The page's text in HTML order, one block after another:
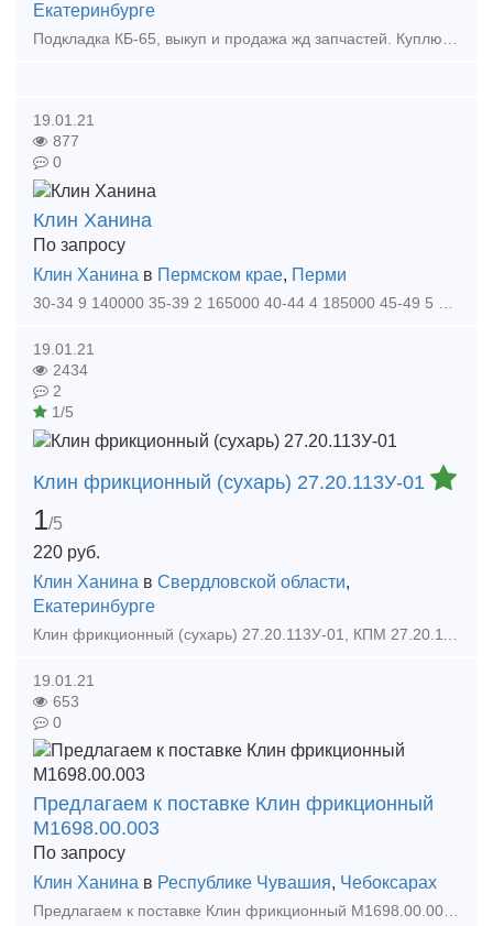
Екатеринбурге
Подкладка КБ-65, выкуп и продажа жд запчастей. Куплю железнодорожные запчасти, колодки вагонные, рельсы, шпалы, стрелочные переводы. Хотите продать жд запчасти? Покупаем колодку вагонну
19.01.21
877
0
Клин Ханина
По запросу
Клин Ханина в Пермском крае, Перми
19.01.21
2434
2
1/5
Клин фрикционный (сухарь) 27.20.113У-01
1/5
220 руб.
Клин Ханина в Свердловской области,
Екатеринбурге
19.01.21
653
0
Предлагаем к поставке Клин фрикционный
М1698.00.003
По запросу
Клин Ханина в Республике Чувашия, Чебоксарах